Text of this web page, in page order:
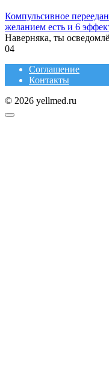
Компульсивное
желанием есть и 6
Наверняка, ты
04
Соглашение
Контакты
© 2026 yellmed.ru